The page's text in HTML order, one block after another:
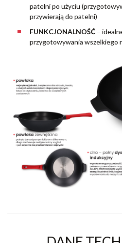
patelni po użyciu
przywierają do patelni)
FUNKCJONALNOŚĆ –
przygotowywania wszelkiego